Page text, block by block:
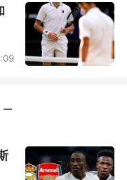
不舒服，”德约
的选手之一，所以
的速度非常快，
说：“不过两盘的
道在那种时刻他